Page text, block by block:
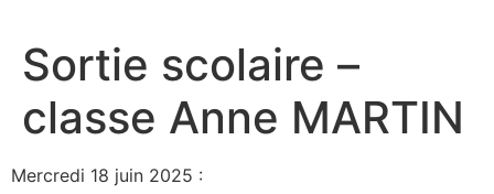
Sortie scolaire –
classe Anne MARTIN
Mercredi 18 juin 2025 :